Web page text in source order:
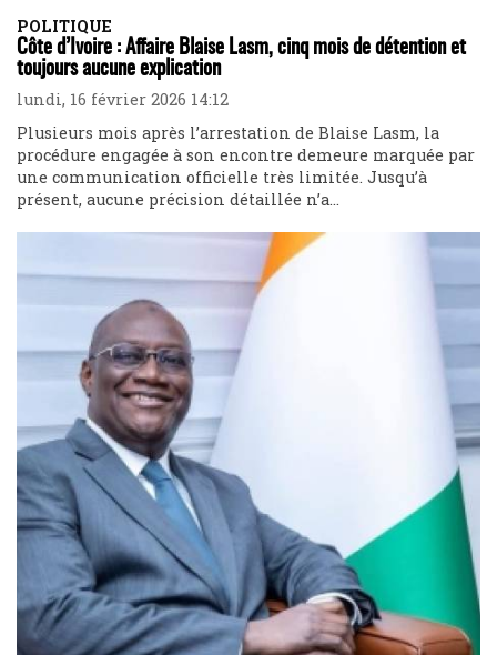
POLITIQUE
Côte d’Ivoire : Affaire Blaise Lasm, cinq mois de détention et
toujours aucune explication
lundi, 16 février 2026 14:12
Plusieurs mois après l’arrestation de Blaise Lasm, la
procédure engagée à son encontre demeure marquée par
une communication officielle très limitée. Jusqu’à
présent, aucune précision détaillée n’a...